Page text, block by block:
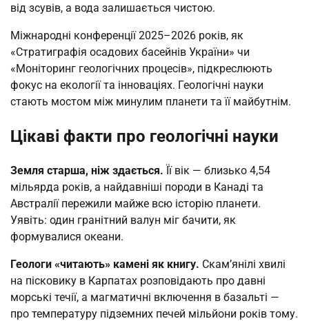
від зсувів, а вода залишається чистою.
Міжнародні конференції 2025–2026 років, як
«Стратиграфія осадових басейнів України» чи
«Моніторинг геологічних процесів», підкреслюють
фокус на екології та інноваціях. Геологічні науки
стають мостом між минулим планети та її майбутнім.
Цікаві факти про геологічні науки
Земля старша, ніж здається. Її вік — близько 4,54
мільярда років, а найдавніші породи в Канаді та
Австралії пережили майже всю історію планети.
Уявіть: один гранітний валун міг бачити, як
формувалися океани.
Геологи «читають» камені як книгу. Скам’янілі хвилі
на пісковику в Карпатах розповідають про давні
морські течії, а магматичні включення в базальті —
про температуру підземних печей мільйони років тому.